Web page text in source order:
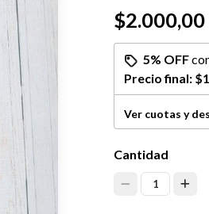
$2.000,00
5% OFF
Precio final:
Ver cuotas y
Cantidad
1